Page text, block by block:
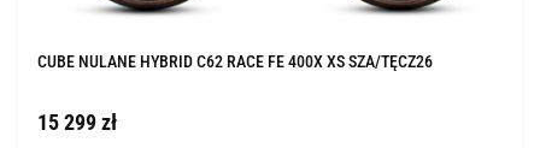
CUBE NULANE HYBRID C62 RACE FE 400X XS SZA/TĘCZ26
15 299 zł